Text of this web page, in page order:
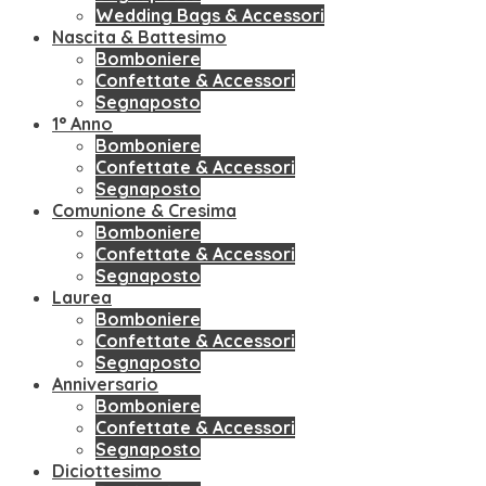
Wedding Bags & Accessori
Nascita & Battesimo
Bomboniere
Confettate & Accessori
Segnaposto
1° Anno
Bomboniere
Confettate & Accessori
Segnaposto
Comunione & Cresima
Bomboniere
Confettate & Accessori
Segnaposto
Laurea
Bomboniere
Confettate & Accessori
Segnaposto
Anniversario
Bomboniere
Confettate & Accessori
Segnaposto
Diciottesimo